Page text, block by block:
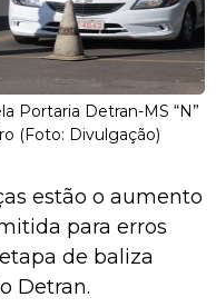
Portaria Detran-MS “N”
(Foto: Divulgação)
estão o aumento
para erros
de baliza
Detran.